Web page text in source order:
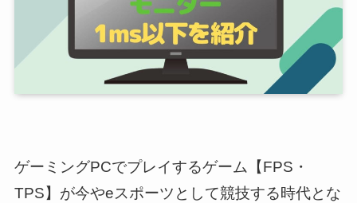
ゲーミングPCでプレイするゲーム【FPS・
TPS】が今やeスポーツとして競技する時代とな